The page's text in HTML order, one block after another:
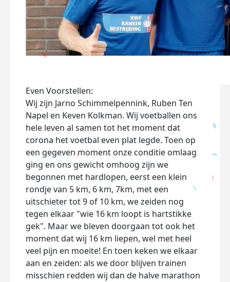
Even Voorstellen:
Wij zijn Jarno Schimmelpennink, Ruben Ten
Napel en Keven Kolkman. Wij voetballen ons
hele leven al samen tot het moment dat
corona het voetbal even plat legde. Toen op
een gegeven moment onze conditie omlaag
ging en ons gewicht omhoog zijn we
begonnen met hardlopen, eerst een klein
rondje van 5 km, 6 km, 7km, met een
uitschieter tot 9 of 10 km, we zeiden nog
tegen elkaar "wie 16 km loopt is hartstikke
gek". Maar we bleven doorgaan tot ook het
moment dat wij 16 km liepen, wel met heel
veel pijn en moeite! En toen keken we elkaar
aan en zeiden: als we door blijven trainen
misschien redden wij dan de halve marathon